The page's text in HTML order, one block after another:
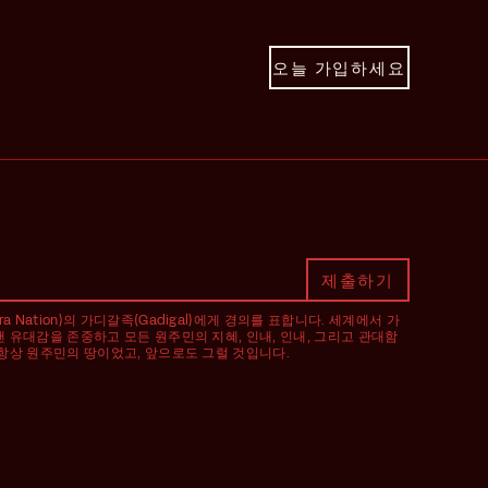
오늘 가입하세요
Nation)의 가디갈족(Gadigal)에게 경의를 표합니다. 세계에서 가
대감을 존중하고 모든 원주민의 지혜, 인내, 인내, 그리고 관대함
원주민의 땅이었고, 앞으로도 그럴 것입니다.